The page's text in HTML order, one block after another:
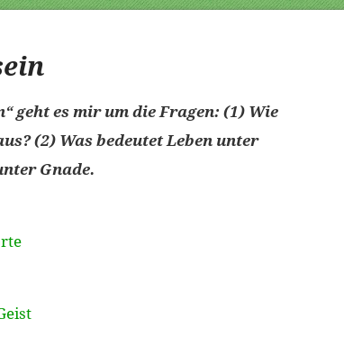
geht es mir um die Fragen: (1) Wie
(2) Was bedeutet Leben unter
Gnade.